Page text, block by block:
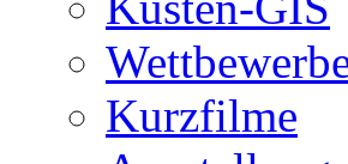
Kurzfilme